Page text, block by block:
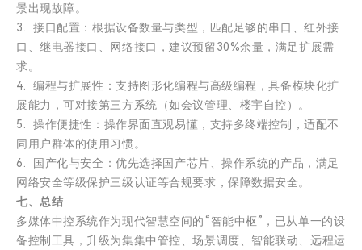
景出现故障。
3. 接口配置：根据设备数量与类型，匹配足够的串口、红外接
口、继电器接口、网络接口，建议预留30%余量，满足扩展需
求。
4. 编程与扩展性：支持图形化编程与高级编程，具备模块化扩
展能力，可对接第三方系统（如会议管理、楼宇自控）。
5. 操作便捷性：操作界面直观易懂，支持多终端控制，适配不
同用户群体的使用习惯。
6. 国产化与安全：优先选择国产芯片、操作系统的产品，满足
网络安全等级保护三级认证等合规要求，保障数据安全。
七、总结
多媒体中控系统作为现代智慧空间的“智能中枢”，已从单一的设
备控制工具，升级为集集中管控、场景调度、智能联动、远程运